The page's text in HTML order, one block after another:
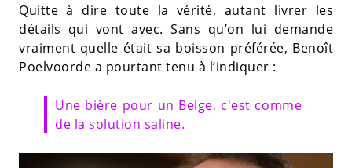
Quitte à dire toute la vérité, autant livrer les
détails qui vont avec. Sans qu’on lui demande
vraiment quelle était sa boisson préférée, Benoît
Poelvoorde a pourtant tenu à l’indiquer :
Une bière pour un Belge, c'est comme
de la solution saline.